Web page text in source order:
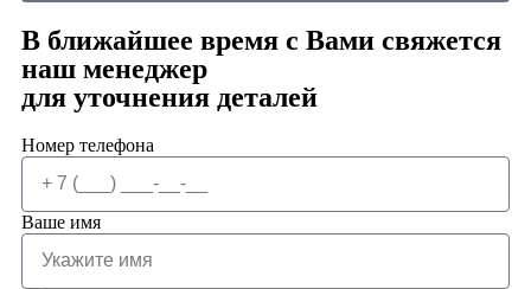
В ближайшее время с Вами свяжется
наш менеджер
для уточнения деталей
Номер телефона
Ваше имя